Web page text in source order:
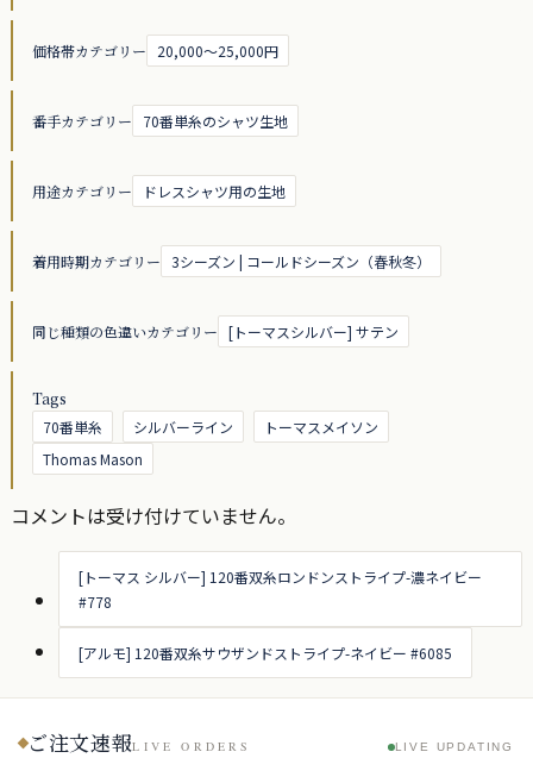
価格帯カテゴリー 20,000～25,000円
番手カテゴリー 70番単糸のシャツ生地
用途カテゴリー ドレスシャツ用の生地
着用時期カテゴリー 3シーズン | コールドシーズン（春秋冬）
同じ種類の色違いカテゴリー [トーマスシルバー] サテン
Tags
70番単糸
シルバーライン
トーマスメイソン
Thomas Mason
コメントは受け付けていません。
[トーマス シルバー] 120番双糸ロンドンストライプ-濃ネイビー
#778
[アルモ] 120番双糸サウザンドストライプ-ネイビー #6085
ご注文速報LIVE ORDERS LIVE UPDATING